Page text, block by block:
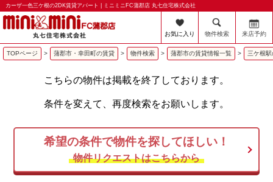
カーザ一色三ケ根の2DK賃貸アパート | ミニミニFC蒲郡店 丸七住宅株式会社
お気に入り 物件検索 来店予約
TOPページ > 蒲郡市・幸田町の賃貸 > 物件検索 > 蒲郡市の賃貸情報一覧 > 三ケ根
こちらの物件は掲載を終了しております。
条件を変えて、再度検索をお願いします。
希望の条件で物件を探してほしい！
物件リクエストはこちらから